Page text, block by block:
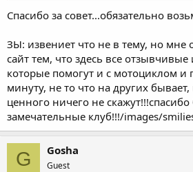
Спасибо за совет...обязательно
ЗЫ: извениет что не в тему, но мне
сайт тем, что здесь все
которые помогут и с мотоциклом и
минуту, не то что на других
ценного ничего не
замечательные клуб!!!/images/
G Gosha
Guest